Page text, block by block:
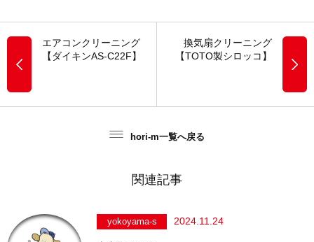
エアコンクリーニング
【ダイキンAS-C22F】
換気扇クリーニング
【TOTO製シロッコ】
hori-m一覧へ戻る
関連記事
yokoyama-s 2024.11.24